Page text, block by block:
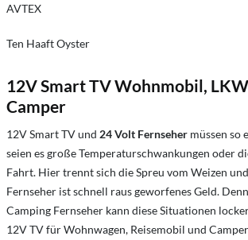
AVTEX
Ten Haaft Oyster
12V Smart TV Wohnmobil,
Camper
12V Smart TV und 24 Volt Fernseher müssen so
seien es große Temperaturschwankungen oder
Fahrt. Hier trennt sich die Spreu vom Weizen
Fernseher ist schnell raus geworfenes Geld.
Camping Fernseher kann diese Situationen
12V TV für Wohnwagen, Reisemobil und